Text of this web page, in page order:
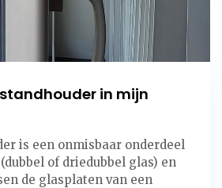
in mijn
is een onmisbaar onderdeel
of driedubbel glas) en
de glasplaten van een